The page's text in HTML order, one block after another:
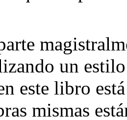
un
este libro
mismas